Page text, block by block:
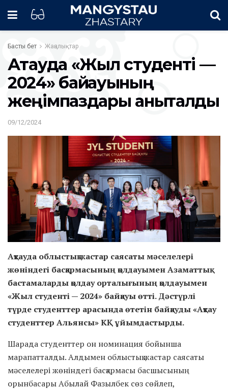
Басты бет Жаңалықтар
Ақтауда «Жыл студенті —
2024» байқауының
жеңімпаздары анықталды
09/12/2024
Ақтауда облыстық жастар саясаты мәселелері
жөніндегі басқармасының қолдауымен Азаматтық
бастамаларды қолдау орталығының қолдауымен
«Жыл студенті — 2024» байқауы өтті. Дәстүрлі
түрде студенттер арасында өтетін байқауды «Ақтау
студенттер Альянсы» КҚ ұйымдастырды.
Шарада студенттер он номинация бойынша
марапатталды. Алдымен облыстық жастар саясаты
мәселелері жөніндегі басқармасы басшысының
орынбасары Абылай Фазылбек сөз сөйлеп,